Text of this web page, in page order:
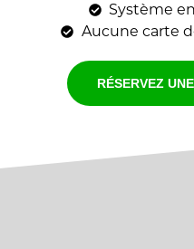
Système
Aucune carte
RÉSERVEZ